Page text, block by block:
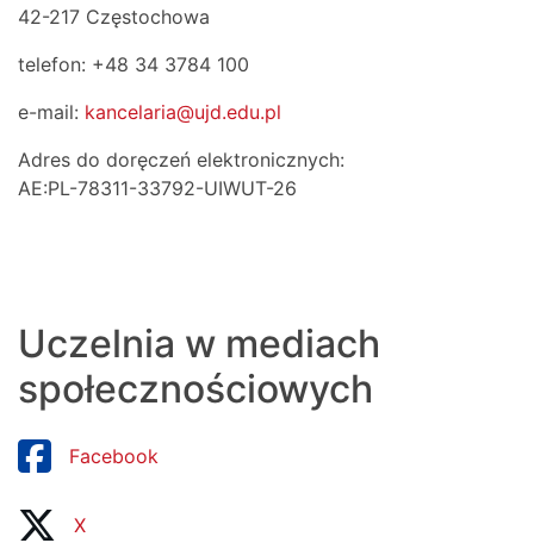
42-217 Częstochowa
telefon: +48 34 3784 100
e-mail: kancelaria@ujd.edu.pl
Adres do doręczeń elektronicznych:
AE:PL-78311-33792-UIWUT-26
Uczelnia w mediach
społecznościowych
Facebook
X